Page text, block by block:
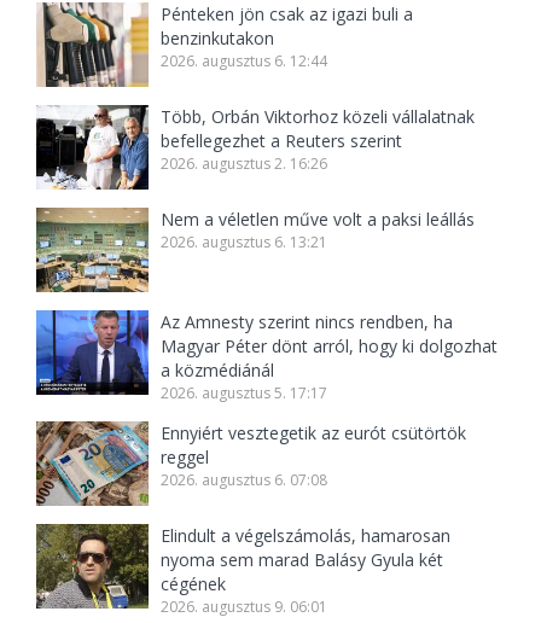
Pénteken jön csak az igazi buli a
benzinkutakon
2026. augusztus 6. 12:44
Több, Orbán Viktorhoz közeli vállalatnak
befellegezhet a Reuters szerint
2026. augusztus 2. 16:26
Nem a véletlen műve volt a paksi leállás
2026. augusztus 6. 13:21
Az Amnesty szerint nincs rendben, ha
Magyar Péter dönt arról, hogy ki dolgozhat
a közmédiánál
2026. augusztus 5. 17:17
Ennyiért vesztegetik az eurót csütörtök
reggel
2026. augusztus 6. 07:08
Elindult a végelszámolás, hamarosan
nyoma sem marad Balásy Gyula két
cégének
2026. augusztus 9. 06:01